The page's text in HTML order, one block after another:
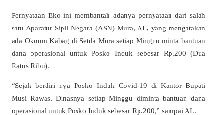
Pernyataan Eko ini membantah adanya pernyataan dari salah
satu Aparatur Sipil Negara (ASN) Mura, AL, yang mengatakan
ada Oknum Kabag di Setda Mura setiap Minggu minta bantuan
dana operasional untuk Posko Induk sebesar Rp.200 (Dua
Ratus Ribu).
“Sejak berdiri nya Posko Induk Covid-19 di Kantor Bupati
Musi Rawas, Dinasnya setiap Minggu diminta bantuan dana
operasional untuk Posko Induk sebesar Rp.200,” sampai AL.